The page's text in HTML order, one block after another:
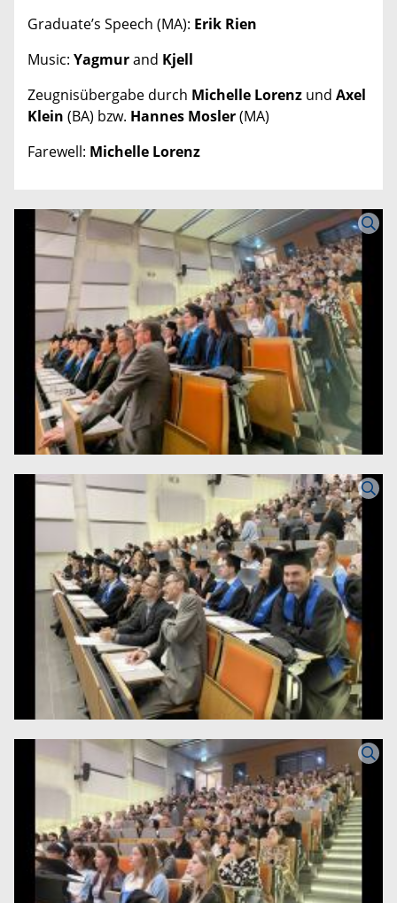
Graduate’s Speech (MA): Erik Rien
Music: Yagmurand Kjell
Zeugnisübergabe durch Michelle Lorenz und Axel
Klein (BA) bzw. Hannes Mosler(MA)
Farewell: Michelle Lorenz